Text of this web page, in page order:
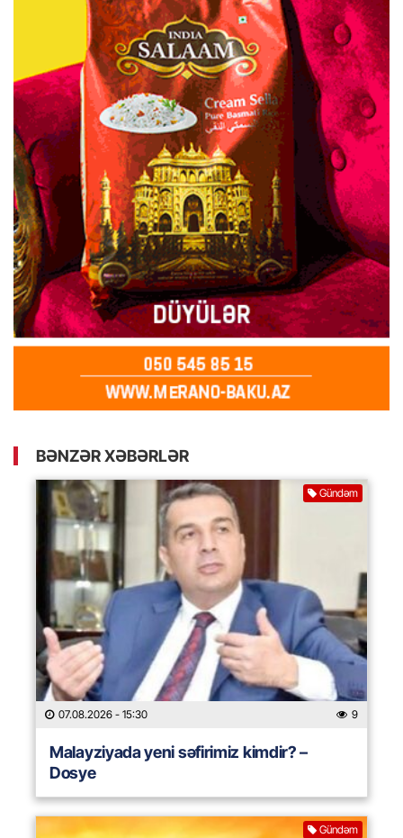
BƏNZƏR XƏBƏRLƏR
Gündəm
07.08.2026 - 15:30 9
Malayziyada yeni səfirimiz kimdir? –
Dosye
Gündəm